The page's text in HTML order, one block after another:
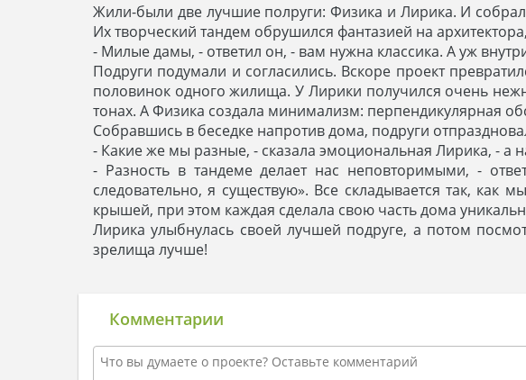
Жили-были две лучшие полруги: Физика и Лирика. И
Их творческий тандем обрушился фантазией на
- Милые дамы, - ответил он, - вам нужна классика. А уж
Подруги подумали и согласились. Вскоре проект
половинок одного жилища. У Лирики получился очень
тонах. А Физика создала минимализм: перпендикулярная
Собравшись в беседке напротив дома, подруги
- Какие же мы разные, - сказала эмоциональная Лирика, - а
- Разность в тандеме делает нас неповторимыми, -
следовательно, я существую». Все складывается так,
крышей, при этом каждая сделала свою часть дома
Лирика улыбнулась своей лучшей подруге, а потом
зрелища лучше!
Комментарии